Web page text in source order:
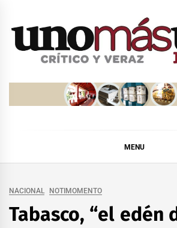
MENU
NACIONAL NOTIMOMENTO
Tabasco, “el edén